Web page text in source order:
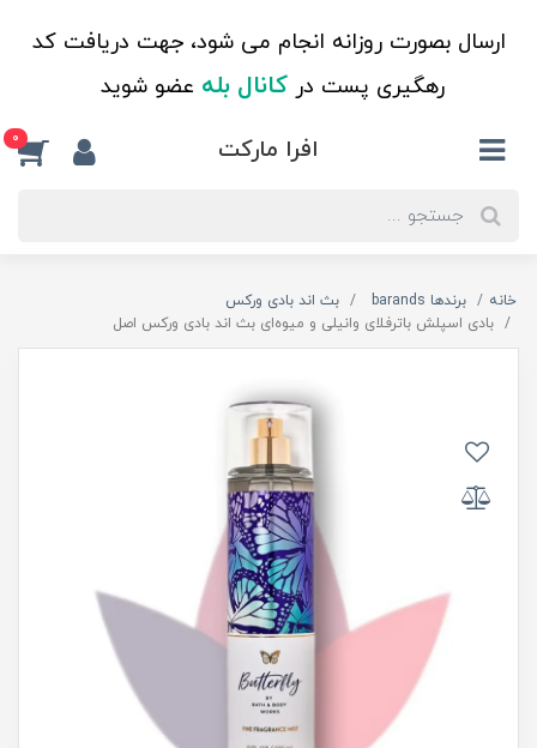
ارسال بصورت روزانه انجام می شود، جهت دریافت کد
رهگیری پست درکانال بله عضو شوید
افرا مارکت 0
خانه برندها barands
بث اند بادی ورکس
بادی اسپلش باترفلای وانیلی و میوه‌ای بث اند بادی ورکس اصل